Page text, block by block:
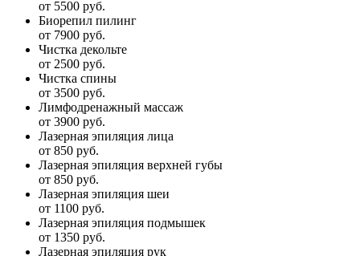
от 5500 руб.
Биорепил пилинг
от 7900 руб.
Чистка декольте
от 2500 руб.
Чистка спины
от 3500 руб.
Лимфодренажный массаж
от 3900 руб.
Лазерная эпиляция лица
от 850 руб.
Лазерная эпиляция верхней губы
от 850 руб.
Лазерная эпиляция шеи
от 1100 руб.
Лазерная эпиляция подмышек
от 1350 руб.
Лазерная эпиляция рук